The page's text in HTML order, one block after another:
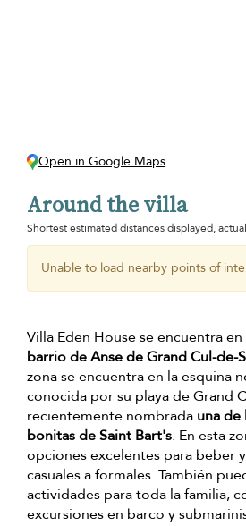
Open in Google Maps
Around the villa
Shortest estimated distances displayed,
Unable to load nearby points of
Villa Eden House se encuentra
barrio de Anse de Grand Cul-de-
zona se encuentra en la esquina
conocida por su playa de Grand
recientemente nombrada una de
bonitas de Saint Bart's. En esta
opciones excelentes para beber
casuales a formales. También
actividades para toda la familia,
excursiones en barco y